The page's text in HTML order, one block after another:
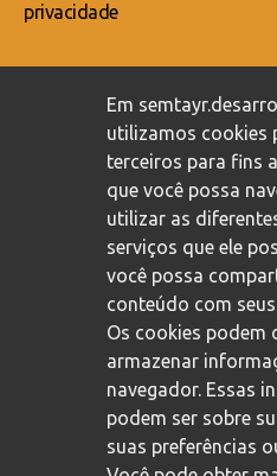
privacidade
Política de privacidade
/
Em
utilizamos cookies
terceiros para fins
que você possa
utilizar as
serviços que ele
você possa
conteúdo com
Os cookies podem
armazenar
navegador. Essas
podem ser sobre
suas preferências